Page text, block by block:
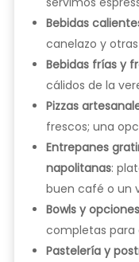
Bebidas
canelazo y
Bebidas frías y
cálidos de la
Pizzas
frescos; una
Entrepanes
napolitanas:
buen café o un
Bowls y
completas para
Pastelería y